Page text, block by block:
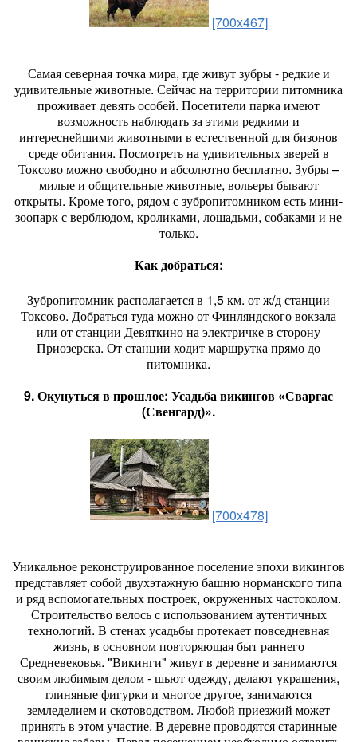
[700x467]
Самая северная точка мира, где живут зубры - редкие и
удивительные животные. Сейчас на территории питомника
проживает девять особей. Посетители парка имеют
возможность наблюдать за этими редкими и
интереснейшими животными в естественной для бизонов
среде обитания. Посмотреть на удивительных зверей в
Токсово можно свободно и абсолютно бесплатно. Зубры –
милые и общительные животные, вольеры бывают
открыты. Кроме того, рядом с зубропитомником есть мини-
зоопарк с верблюдом, кроликами, лошадьми, собаками и не
только.
Как добраться:
Зубропитомник располагается в 1,5 км. от ж/д станции
Токсово. Добраться туда можно от Финляндского вокзала
или от станции Девяткино на электричке в сторону
Приозерска. От станции ходит маршрутка прямо до
питомника.
9. Окунуться в прошлое: Усадьба викингов «Сваргас
(Свенгард)».
[700x478]
Уникальное реконструированное поселение эпохи викингов
представляет собой двухэтажную башню норманского типа
и ряд вспомогательных построек, окруженных частоколом.
Строительство велось с использованием аутентичных
технологий. В стенах усадьбы протекает повседневная
жизнь, в основном повторяющая быт раннего
Средневековья. "Викинги" живут в деревне и занимаются
своим любимым делом - шьют одежду, делают украшения,
глиняные фигурки и многое другое, занимаются
земледелием и скотоводством. Любой приезжий может
принять в этом участие. В деревне проводятся старинные